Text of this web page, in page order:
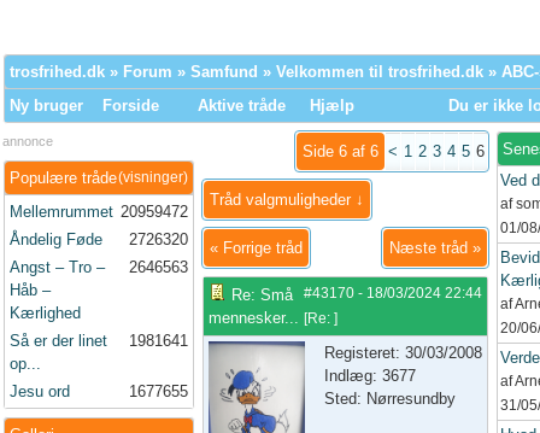
trosfrihed.dk » Forum » Samfund » Velkommen til trosfrihed.dk »
Ny bruger
Forside Aktive tråde Hjælp Du er ikke
annonce
(visninger)
Populære tråde
Mellemrummet 20959472
Åndelig Føde
2726320
Angst – Tro –
Håb –
Kærlighed
2646563
Så er der linet
op...
1981641
Jesu ord 1677655
Side 6 af 6 < 1 2 3 4 5 6
Tråd valgmuligheder ↓
« Forrige tråd Næste tråd »
#43170 - 18/03/2024 22:44
Re: Små
mennesker... [Re: ]
Registeret: 30/03/2008
Indlæg: 3677
Sted: Nørresundby
Ved
af
01/
af
20/
af
31/